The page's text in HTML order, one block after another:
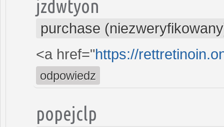
jzdwtyon
purchase
<a href="https://
odpowiedz
popejclp